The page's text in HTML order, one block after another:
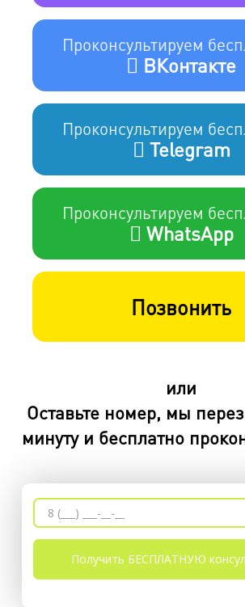
Проконсультируем
ВКонтакте
Проконсультируем
Telegram
Проконсультируем
WhatsApp
Позвонить
или
Оставьте номер, мы
минуту и бесплатно